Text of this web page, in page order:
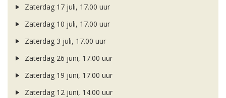
Zaterdag 17 juli, 17.00 uur
Zaterdag 10 juli, 17.00 uur
Zaterdag 3 juli, 17.00 uur
Zaterdag 26 juni, 17.00 uur
Zaterdag 19 juni, 17.00 uur
Zaterdag 12 juni, 14.00 uur